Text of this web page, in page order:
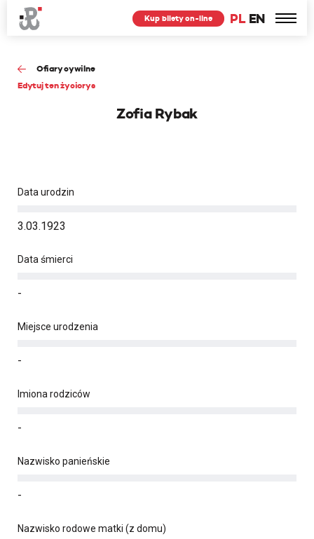
PL EN
Kup bilety on-line
Ofiary cywilne
Edytuj ten życiorys
Zofia Rybak
Data urodzin
3.03.1923
Data śmierci
-
Miejsce urodzenia
-
Imiona rodziców
-
Nazwisko panieńskie
-
Nazwisko rodowe matki (z domu)